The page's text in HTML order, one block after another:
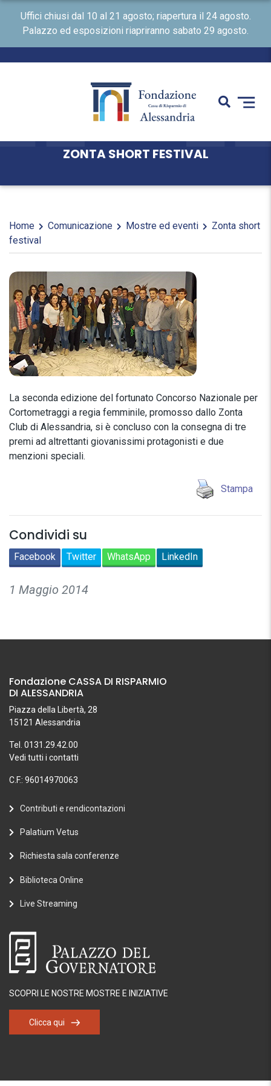
Uffici chiusi dal 10 al 21 agosto; riapertura il 24 agosto.
Palazzo ed esposizioni riapriranno sabato 29 agosto.
ZONTA SHORT FESTIVAL
Home Comunicazione Mostre ed eventi
Zonta short
festival
La seconda edizione del fortunato Concorso Nazionale per
Cortometraggi a regia femminile, promosso dallo Zonta
Club di Alessandria, si è concluso con la consegna di tre
premi ad altrettanti giovanissimi protagonisti e due
menzioni speciali.
Stampa
Condividi su
Facebook Twitter WhatsApp LinkedIn
1 Maggio 2014
Fondazione CASSA DI RISPARMIO
DI ALESSANDRIA
Piazza della Libertà, 28
15121 Alessandria
Tel. 0131.29.42.00
Vedi tutti i contatti
C.F.: 96014970063
Contributi e rendicontazioni
Palatium Vetus
Richiesta sala conferenze
Biblioteca Online
Live Streaming
SCOPRI LE NOSTRE MOSTRE E INIZIATIVE
Clicca qui